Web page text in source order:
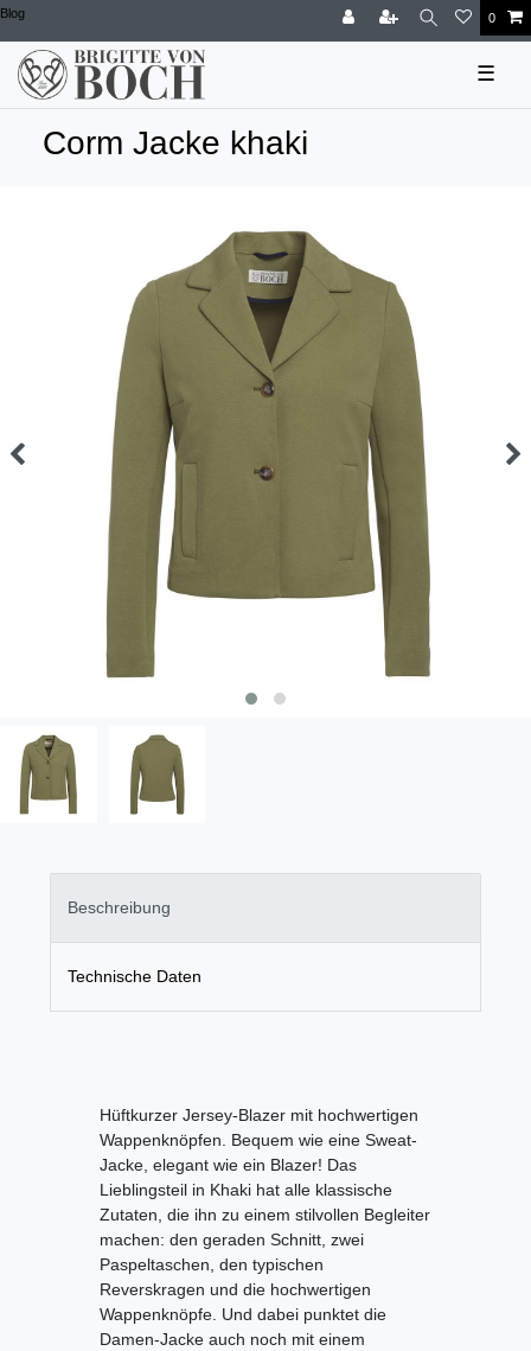
Blog 0
☰
Corm Jacke khaki
Beschreibung
Technische Daten
Hüftkurzer Jersey-Blazer mit hochwertigen
Wappenknöpfen. Bequem wie eine Sweat-
Jacke, elegant wie ein Blazer! Das
Lieblingsteil in Khaki hat alle klassische
Zutaten, die ihn zu einem stilvollen Begleiter
machen: den geraden Schnitt, zwei
Paspeltaschen, den typischen
Reverskragen und die hochwertigen
Wappenknöpfe. Und dabei punktet die
Damen-Jacke auch noch mit einem